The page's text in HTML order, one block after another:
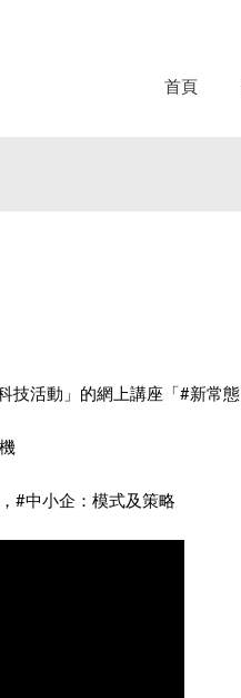
首頁
技活動 」的網上講座「#新常態
#中小企 ：模式及策略